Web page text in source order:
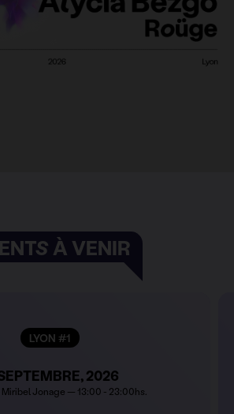
À VENIR
LYON #1
2026
Miribel Jonage — 13:00 - 23:00hs.